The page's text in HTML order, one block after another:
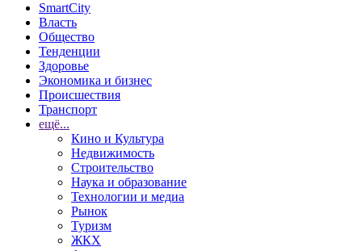
SmartCity
Власть
Общество
Тенденции
Здоровье
Экономика и бизнес
Происшествия
Транспорт
ещё...
Кино и Культура
Недвижимость
Строительство
Наука и образование
Технологии и медиа
Рынок
Туризм
ЖКХ